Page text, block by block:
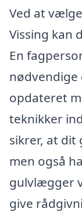
Ved at
Vissing kan
En
nødvendige
opdateret
teknikker
sikrer, at dit
men også
gulvlægger
give